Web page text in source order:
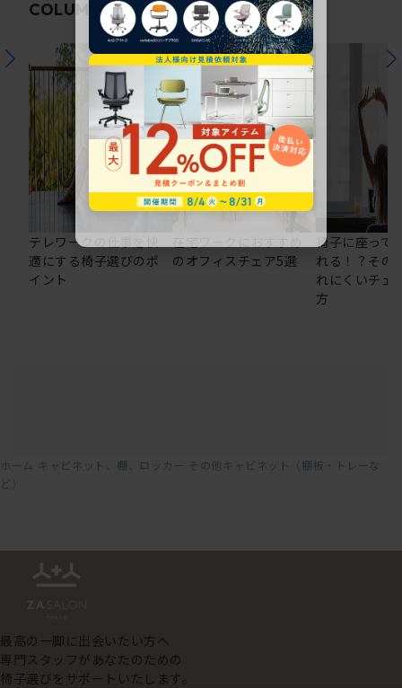
COLUMN関連コラム
テレワークの仕事を快
適にする椅子選びのポ
イント
のオフィスチェア5選
椅子に座って
れる！？その
れにくいチェ
方
ホーム キャビネット、棚、ロッカー その他キャビネット（棚板・トレーな
ど）
最高の一脚に出会いたい方へ
専門スタッフがあなたのための
椅子選びをサポートいたします。